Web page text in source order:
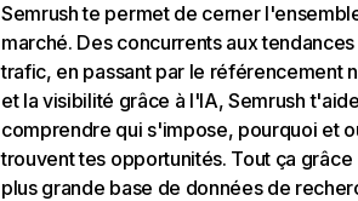
Semrush te permet de cerner
marché. Des concurrents aux
trafic, en passant par le référencement
et la visibilité grâce à l'IA, Semrush
comprendre qui s'impose, pourquoi et
trouvent tes opportunités. Tout ça grâce
plus grande base de données de